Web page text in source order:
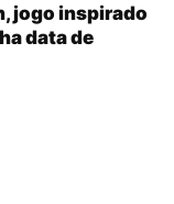
jogo inspirado
data de